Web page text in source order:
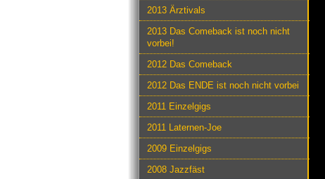
2013 Ärztivals
2013 Das Comeback ist noch nicht
vorbei!
2012 Das Comeback
2012 Das ENDE ist noch nicht vorbei
2011 Einzelgigs
2011 Laternen-Joe
2009 Einzelgigs
2008 Jazzfäst